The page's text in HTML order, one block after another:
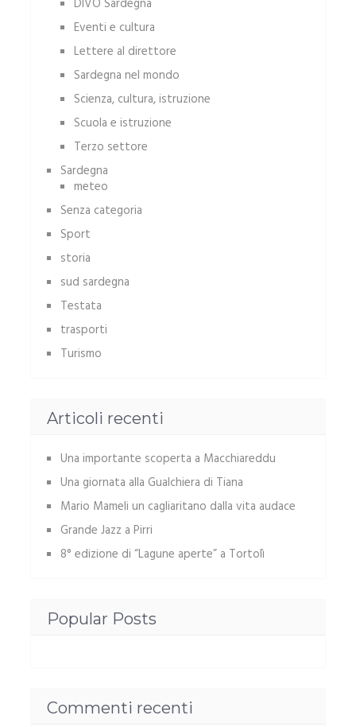
Eventi e cultura
Lettere al direttore
Sardegna nel mondo
Scienza, cultura, istruzione
Scuola e istruzione
Terzo settore
Sardegna
meteo
Senza categoria
Sport
storia
sud sardegna
Testata
trasporti
Turismo
Articoli recenti
Una importante scoperta a Macchiareddu
Una giornata alla Gualchiera di Tiana
Mario Mameli un cagliaritano dalla vita audace
Grande Jazz a Pirri
8° edizione di “Lagune aperte” a Tortolì
Popular Posts
Commenti recenti